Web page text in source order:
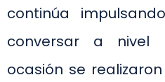
continúa
conversar a nivel
ocasión se